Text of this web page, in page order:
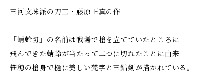
三河文珠派の刀工・藤原正真の作
「蜻蛉切」の名前は戦場で槍を立てていたところに
飛んできた蜻蛉が当たって二つに切れたことに由来
笹穂の槍身で樋に美しい梵字と三鈷剣が描かれている。